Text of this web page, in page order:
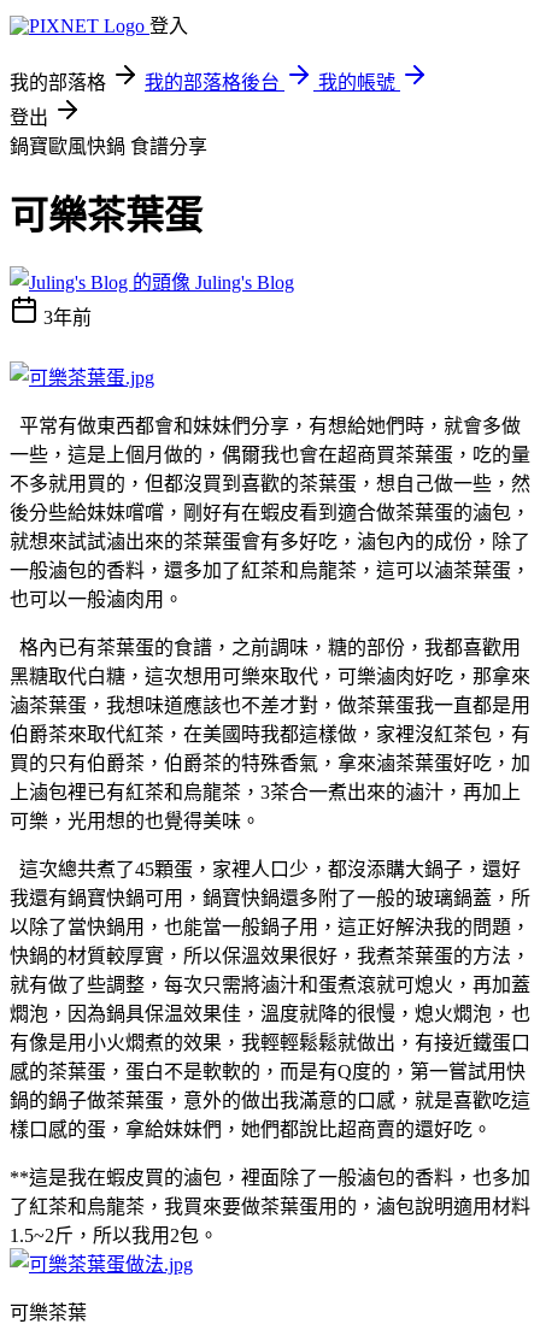
登入
我的部落格 我的部落格後台
我的帳號
登出
鍋寶歐風快鍋 食譜分享
可樂茶葉蛋
Juling's Blog
3年前
平常有做東西都會和妹妹們分享，有想給她們時，就會多做
一些，這是上個月做的，偶爾我也會在超商買茶葉蛋，吃的量
不多就用買的，但都沒買到喜歡的茶葉蛋，想自己做一些，然
後分些給妹妹嚐嚐，剛好有在蝦皮看到適合做茶葉蛋的滷包，
就想來試試滷出來的茶葉蛋會有多好吃，滷包內的成份，除了
一般滷包的香料，還多加了紅茶和烏龍茶，這可以滷茶葉蛋，
也可以一般滷肉用。
格內已有茶葉蛋的食譜，之前調味，糖的部份，我都喜歡用
黑糖取代白糖，這次想用可樂來取代，可樂滷肉好吃，那拿來
滷茶葉蛋，我想味道應該也不差才對，做茶葉蛋我一直都是用
伯爵茶來取代紅茶，在美國時我都這樣做，家裡沒紅茶包，有
買的只有伯爵茶，伯爵茶的特殊香氣，拿來滷茶葉蛋好吃，加
上滷包裡已有紅茶和烏龍茶，3茶合一煮出來的滷汁，再加上
可樂，光用想的也覺得美味。
這次總共煮了45顆蛋，家裡人口少，都沒添購大鍋子，還好
我還有鍋寶快鍋可用，鍋寶快鍋還多附了一般的玻璃鍋蓋，所
以除了當快鍋用，也能當一般鍋子用，這正好解決我的問題，
快鍋的材質較厚實，所以保溫效果很好，我煮茶葉蛋的方法，
就有做了些調整，每次只需將滷汁和蛋煮滾就可熄火，再加蓋
燜泡，因為鍋具保温效果佳，溫度就降的很慢，熄火燜泡，也
有像是用小火燜煮的效果，我輕輕鬆鬆就做出，有接近鐵蛋口
感的茶葉蛋，蛋白不是軟軟的，而是有Q度的，第一嘗試用快
鍋的鍋子做茶葉蛋，意外的做出我滿意的口感，就是喜歡吃這
樣口感的蛋，拿給妹妹們，她們都說比超商賣的還好吃。
**這是我在蝦皮買的滷包，裡面除了一般滷包的香料，也多加
了紅茶和烏龍茶，我買來要做茶葉蛋用的，滷包說明適用材料
1.5~2斤，所以我用2包。
可樂茶葉